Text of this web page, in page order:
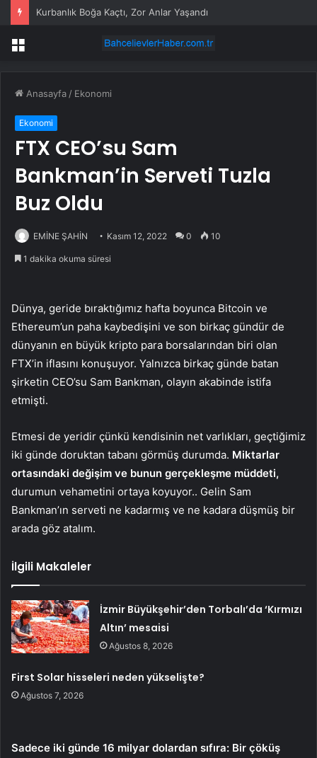
Kurbanlık Boğa Kaçtı, Zor Anlar Yaşandı
Menü
Anasayfa / Ekonomi
Ekonomi
FTX CEO’su Sam
Bankman’in Serveti Tuzla
Buz Oldu
EMİNE ŞAHİN Kasım 12, 2022 0 10
1 dakika okuma süresi
Dünya, geride bıraktığımız hafta boyunca Bitcoin ve
Ethereum’un paha kaybedişini ve son birkaç gündür de
dünyanın en büyük kripto para borsalarından biri olan
FTX’in iflasını konuşuyor. Yalnızca birkaç günde batan
şirketin CEO’su Sam Bankman, olayın akabinde istifa
etmişti.
Etmesi de yeridir çünkü kendisinin net varlıkları, geçtiğimiz
iki günde doruktan tabanı görmüş durumda. Miktarlar
ortasındaki değişim ve bunun gerçekleşme müddeti,
durumun vehametini ortaya koyuyor.. Gelin Sam
Bankman’ın serveti ne kadarmış ve ne kadara düşmüş bir
arada göz atalım.
İlgili Makaleler
İzmir Büyükşehir’den Torbalı’da ‘Kırmızı
Altın’ mesaisi
Ağustos 8, 2026
First Solar hisseleri neden yükselişte?
Ağustos 7, 2026
Sadece iki günde 16 milyar dolardan sıfıra: Bir çöküş